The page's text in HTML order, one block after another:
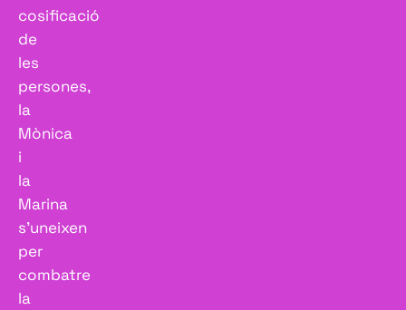
cosificació
de
les
persones,
la
Mònica
i
la
Marina
s’uneixen
per
combatre
la